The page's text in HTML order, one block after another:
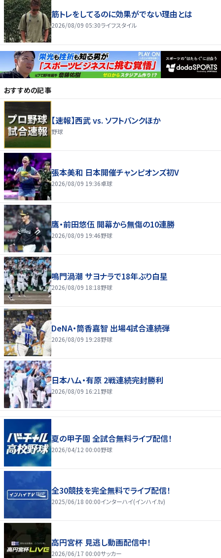
筋トレをしてるのに効果がでない理由とは
2026/08/09 05:30ライフスタイル
おすすめの記事
【速報】西武 vs. ソフトバンクほか
野球
張本美和 日本開催チャンピオンズ初V
2026/08/09 19:36卓球
鷹・前田悠伍 開幕から無傷の10連勝
2026/08/09 19:46野球
鳴門渦潮 サヨナラで18年ぶり白星
2026/08/09 18:18野球
DeNA・筒香嘉智 出場4試合連続弾
2026/08/09 19:28野球
日本ハム・有原 2戦連続完封勝利
2026/08/09 16:21 野球
夏の甲子園 全試合無料ライブ配信！
2026/04/12 00:00野球
全30競技を完全無料でライブ配信！
2025/06/18 00:00インターハイ(インハイ.tv)
高円宮杯 見逃し動画配信中！
2026/06/17 00:00サッカー